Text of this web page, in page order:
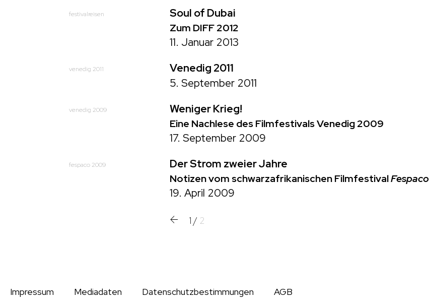
festivalreisen Soul of Dubai
Zum DIFF 2012
11. Januar 2013
venedig 2011
Venedig 2011
5. September 2011
venedig 2009 Weniger Krieg!
Eine Nachlese des Filmfestivals Venedig 2009
17. September 2009
fespaco 2009 Der Strom zweier Jahre
Notizen vom schwarzafrikanischen FilmfestivalFespaco
19. April 2009
1 / 2
Impressum Mediadaten Datenschutzbestimmungen AGB